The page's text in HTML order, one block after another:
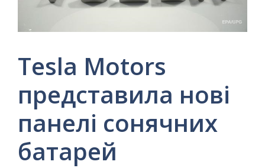
Tesla Motors
представила нові
панелі сонячних
батарей